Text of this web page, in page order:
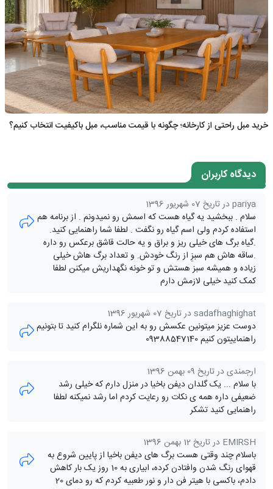
خرید مبل راحتی از کارخانه؛ چگونه با قیمت مناسب، مبل باکیفیت انتخاب کنیم؟
دیدگاه کاربران
pariya در تاریخ 07 شهریور 1396
سلام . ببخشید یه گیاه هست که اسمش رو نمیدونم . از برنامه هم
استفاده کردم ولی اسم گیاه رو نگفت . لطفا شما راهنمایی کنید.
.گیاه برگ های خیلی ریز و براق و یه حالت قاشق برعکس رو داره
.ساقه هاش هم سبزِ از رنگ خودش. و تعداد برگ هاش خیلی
زیاده و همیشه سبز هستش و تو خونه نگهداریش میکنن لطفا
کمک کنید خیلی لازمش دارم
sadafhaghighat در تاریخ 07 شهریور 1396
دوست عزیز میتونین عکسش رو به این شماره نلگرام کنید تا بتونیم
راهنماییتون کنیم 09388547140
ارجمندی در تاریخ 09 بهمن 1396
با سلام ... یک گلدان دیفن باخیا در منزل دارم که خیلی رشد
ضعیفی داره همه ی نکات رو رعایت کردم اما رشد نمیکنه لطفا
راهنمایی کنید تشکر
EMIRSH در تاریخ 12 بهمن 1396
باسلام چند وقتی هست برگ های دیفن باخیا از پایین شروع به
قهوای رنگ شدن وافتادن کرده، ابیاری به 10 روز یک بار کاهش
دادم، باکسی با هیتر فن دار و نور طعبیه کردم که رو دمای 20